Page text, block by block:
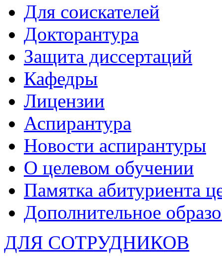
Для соискателей
Докторантура
Защита диссертаций
Кафедры
Лицензии
Аспирантура
Новости аспирантуры
О целевом обучении
Памятка абитуриента
Дополнительное
ДЛЯ СОТРУДНИКОВ